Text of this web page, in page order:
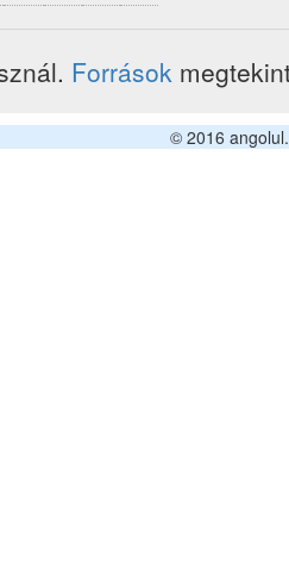
Források
© 2016